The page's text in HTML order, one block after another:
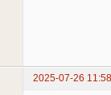
2025-07-26